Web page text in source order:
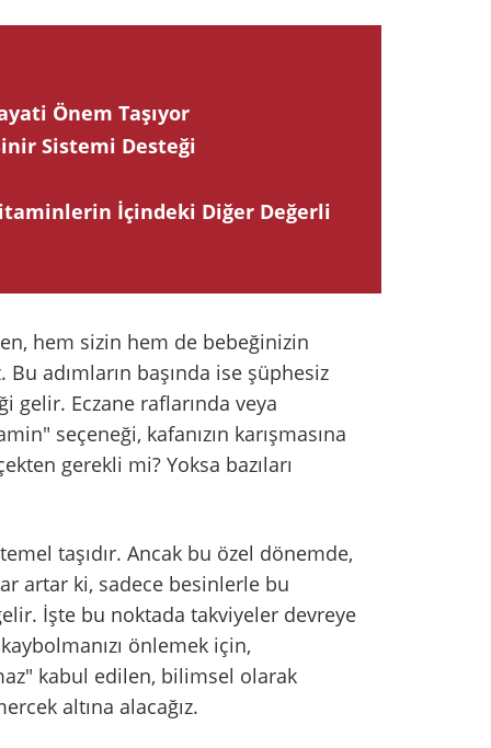
Önem Taşıyor
Sistemi Desteği
İçindeki Diğer Değerli
hem sizin hem de bebeğinizin
adımların başında ise şüphesiz
Eczane raflarında veya
seçeneği, kafanızın karışmasına
gerekli mi? Yoksa bazıları
taşıdır. Ancak bu özel dönemde,
artar ki, sadece besinlerle bu
İşte bu noktada takviyeler devreye
önlemek için,
kabul edilen, bilimsel olarak
altına alacağız.